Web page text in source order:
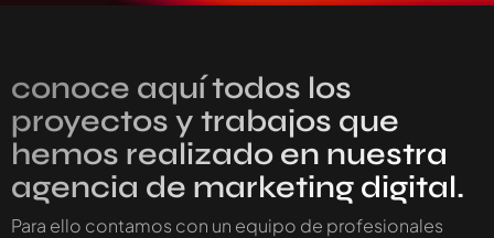
conoce aquí todos los
proyectos y trabajos que
hemos realizado en nuestra
agencia de marketing digital.
Para ello contamos con un equipo de profesionales